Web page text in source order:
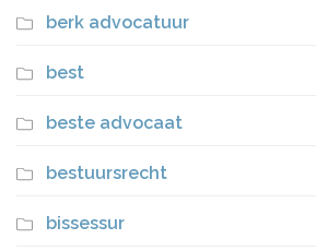
berk advocatuur
best
beste advocaat
bestuursrecht
bissessur